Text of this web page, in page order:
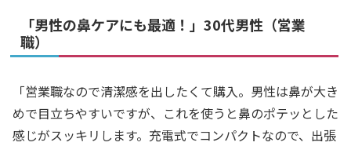
「男性の鼻ケアにも最適！」30代男性（営業
職）
「営業職なので清潔感を出したくて購入。男性は鼻が大き
めで目立ちやすいですが、これを使うと鼻のポテッとした
感じがスッキリします。充電式でコンパクトなので、出張